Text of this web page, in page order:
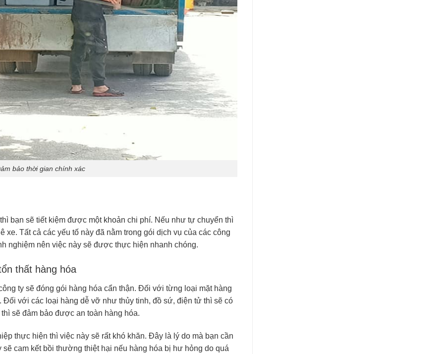
bảo thời gian chính xác
bạn sẽ tiết kiệm được một khoản chi phí. Nếu như tự chuyển thì
Tất cả các yếu tố này đã nằm trong gói dịch vụ của các công
nghiệm nên việc này sẽ được thực hiện nhanh chóng.
thất hàng hóa
ty sẽ đóng gói hàng hóa cẩn thận. Đối với từng loại mặt hàng
Đối với các loại hàng dễ vỡ như thủy tinh, đồ sứ, điện tử thì sẽ có
sẽ đảm bảo được an toàn hàng hóa.
thực hiện thì việc này sẽ rất khó khăn. Đây là lý do mà bạn cần
cam kết bồi thường thiệt hại nếu hàng hóa bị hư hỏng do quá